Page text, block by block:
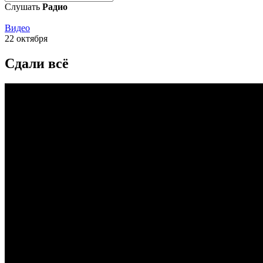
Слушать Радио
Видео
22 октября
Сдали всё